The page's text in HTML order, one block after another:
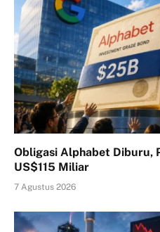
Obligasi Alphabet Diburu,
US$115 Miliar
7 Agustus 2026